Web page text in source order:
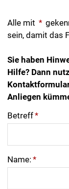
Alle mit *
sein, damit das
Sie haben
Hilfe? Dann
Anliegen
Betreff*
Name: *